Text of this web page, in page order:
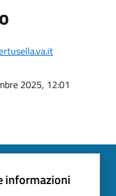
2025, 12:01
informazioni